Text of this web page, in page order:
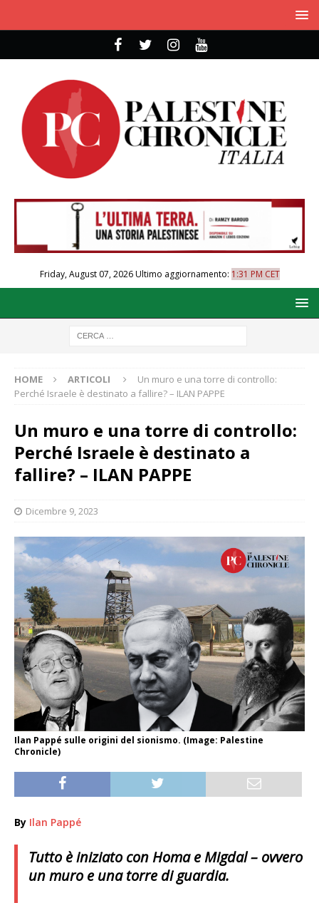
Friday, August 07, 2026Ultimo aggiornamento: 1:31 PM CET
HOME ARTICOLI
Un muro e una torre di controllo:
Perché Israele è destinato a fallire? – ILAN PAPPE
Un muro e una torre di controllo:
Perché Israele è destinato a
fallire? – ILAN PAPPE
Dicembre 9, 2023
Ilan Pappé sulle origini del sionismo. (Image: Palestine
Chronicle)
By Ilan Pappé
Tutto è iniziato con Homa e Migdal – ovvero
un muro e una torre di guardia.